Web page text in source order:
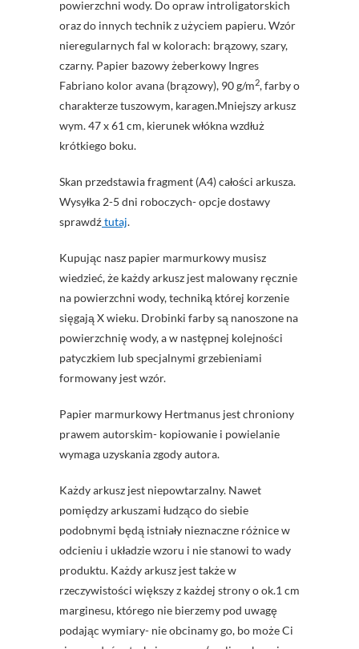
powierzchni wody. Do opraw introligatorskich
oraz do innych technik z użyciem papieru. Wzór
nieregularnych fal w kolorach: brązowy, szary,
czarny. Papier bazowy żeberkowy Ingres
Fabriano kolor avana (brązowy), 90 g/m2, farby o
charakterze tuszowym, karagen.Mniejszy arkusz
wym. 47 x 61 cm, kierunek włókna wzdłuż
krótkiego boku.
Skan przedstawia fragment (A4) całości arkusza.
Wysyłka 2-5 dni roboczych- opcje dostawy
sprawdźtutaj.
Kupując nasz papier marmurkowy musisz
wiedzieć, że każdy arkusz jest malowany ręcznie
na powierzchni wody, techniką której korzenie
sięgają X wieku. Drobinki farby są nanoszone na
powierzchnię wody, a w następnej kolejności
patyczkiem lub specjalnymi grzebieniami
formowany jest wzór.
Papier marmurkowy Hertmanus jest chroniony
prawem autorskim- kopiowanie i powielanie
wymaga uzyskania zgody autora.
Każdy arkusz jest niepowtarzalny. Nawet
pomiędzy arkuszami łudząco do siebie
podobnymi będą istniały nieznaczne różnice w
odcieniu i układzie wzoru i nie stanowi to wady
produktu. Każdy arkusz jest także w
rzeczywistości większy z każdej strony o ok.1 cm
marginesu, którego nie bierzemy pod uwagę
podając wymiary- nie obcinamy go, bo może Ci